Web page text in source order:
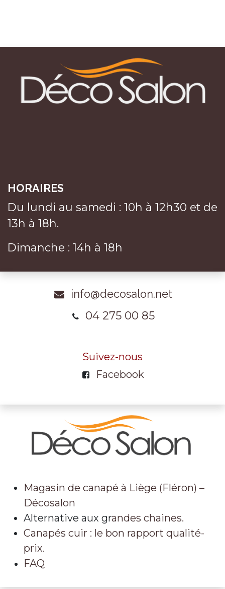
HORAIRES
Du lundi au samedi : 10h à 12h30 et de
13h à 18h.
Dimanche : 14h à 18h
info@decosalon.net
04 275 00 85
Suivez-nous
Facebook
Magasin de canapé à Liège (Fléron) –
Décosalon
Alternative aux grandes chaines.
Canapés cuir : le bon rapport qualité-
prix.
FAQ